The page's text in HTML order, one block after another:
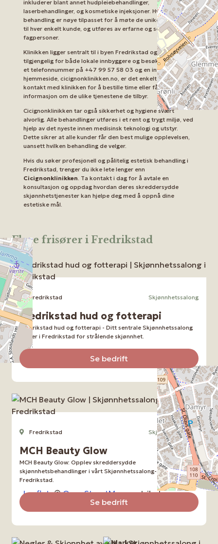
Leaflet, ©OpenStreetMapcontributors
inkluderer blant annet hudpleiebehandlinger,
laserbehandlinger, og kosmetiske injeksjoner. Hver
behandling er nøye tilpasset for å møte de unike behovene
til hver enkelt kunde, og utføres av erfarne og sertifiserte
fagpersoner.
Klinikken ligger sentralt til i byen Fredrikstad og er lett
tilgjengelig for både lokale innbyggere og besøkende. Med
et telefonnummer på +47 99 57 58 03 og en informativ
hjemmeside, cicignonklinikken.no, er det enkelt å komme i
kontakt med klinikken for å bestille time eller få mer
informasjon om de ulike tjenestene de tilbyr.
Cicignonklinikken tar også sikkerhet og hygiene svært
alvorlig. Alle behandlinger utføres i et rent og trygt miljø, ved
hjelp av det nyeste innen medisinsk teknologi og utstyr.
Dette sikrer at alle kunder får den best mulige opplevelsen,
uansett hvilken behandling de velger.
Hvis du søker profesjonell og pålitelig estetisk behandling i
Fredrikstad, trenger du ikke lete lenger enn
Cicignonklinikken. Ta kontakt i dag for å avtale en
konsultasjon og oppdag hvordan deres skreddersydde
skjønnhetstjenester kan hjelpe deg med å oppnå dine
estetiske mål.
Flere frisører i Fredrikstad
Fredrikstad Skjønnhetssalong
Fredrikstad hud og fotterapi
Fredrikstad hud og fotterapi - Ditt sentrale Skjønnhetssalong
senter i Fredrikstad for strålende skjønnhet.
Se bedrift
Fredrikstad Skjønnhetssalong
MCH Beauty Glow
MCH Beauty Glow: Opplev skreddersydde
skjønnhetsbehandlinger i vårt Skjønnhetssalong-senter i
Fredrikstad.
Se bedrift